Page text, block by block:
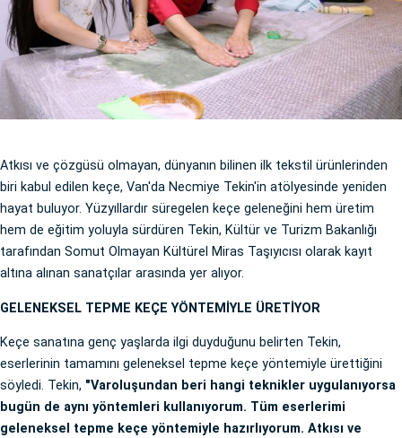
Atkısı ve çözgüsü olmayan, dünyanın bilinen ilk tekstil ürünlerinden
biri kabul edilen keçe, Van'da Necmiye Tekin'in atölyesinde yeniden
hayat buluyor. Yüzyıllardır süregelen keçe geleneğini hem üretim
hem de eğitim yoluyla sürdüren Tekin, Kültür ve Turizm Bakanlığı
tarafından Somut Olmayan Kültürel Miras Taşıyıcısı olarak kayıt
altına alınan sanatçılar arasında yer alıyor.
GELENEKSEL TEPME KEÇE YÖNTEMİYLE ÜRETİYOR
Keçe sanatına genç yaşlarda ilgi duyduğunu belirten Tekin,
eserlerinin tamamını geleneksel tepme keçe yöntemiyle ürettiğini
söyledi. Tekin, "Varoluşundan beri hangi teknikler uygulanıyorsa
bugün de aynı yöntemleri kullanıyorum. Tüm eserlerimi
geleneksel tepme keçe yöntemiyle hazırlıyorum. Atkısı ve